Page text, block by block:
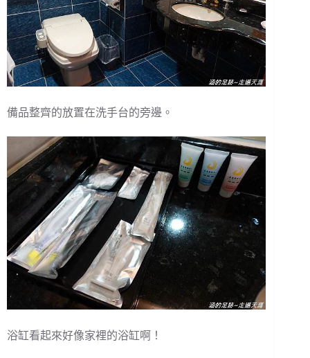
備品整齊的放置在洗手台的旁邊。
浴缸看起來好像家裡的浴缸啊！